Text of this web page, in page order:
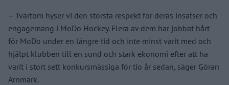
– Tvärtom hyser vi den största respekt för deras insatser och
engagemang i MoDo Hockey. Flera av dem har jobbat hårt
för MoDo under en längre tid och inte minst varit med och
hjälpt klubben till en sund och stark ekonomi efter att ha
varit i stort sett konkursmässiga för tio år sedan, säger Göran
Arnmark.